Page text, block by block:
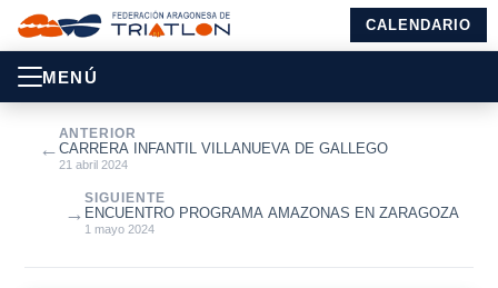
CALENDARIO
MENÚ
←
ANTERIOR
CARRERA INFANTIL VILLANUEVA DE GALLEGO
21 abril 2024
SIGUIENTE
ENCUENTRO PROGRAMA AMAZONAS EN ZARAGOZA
1 mayo 2024
→